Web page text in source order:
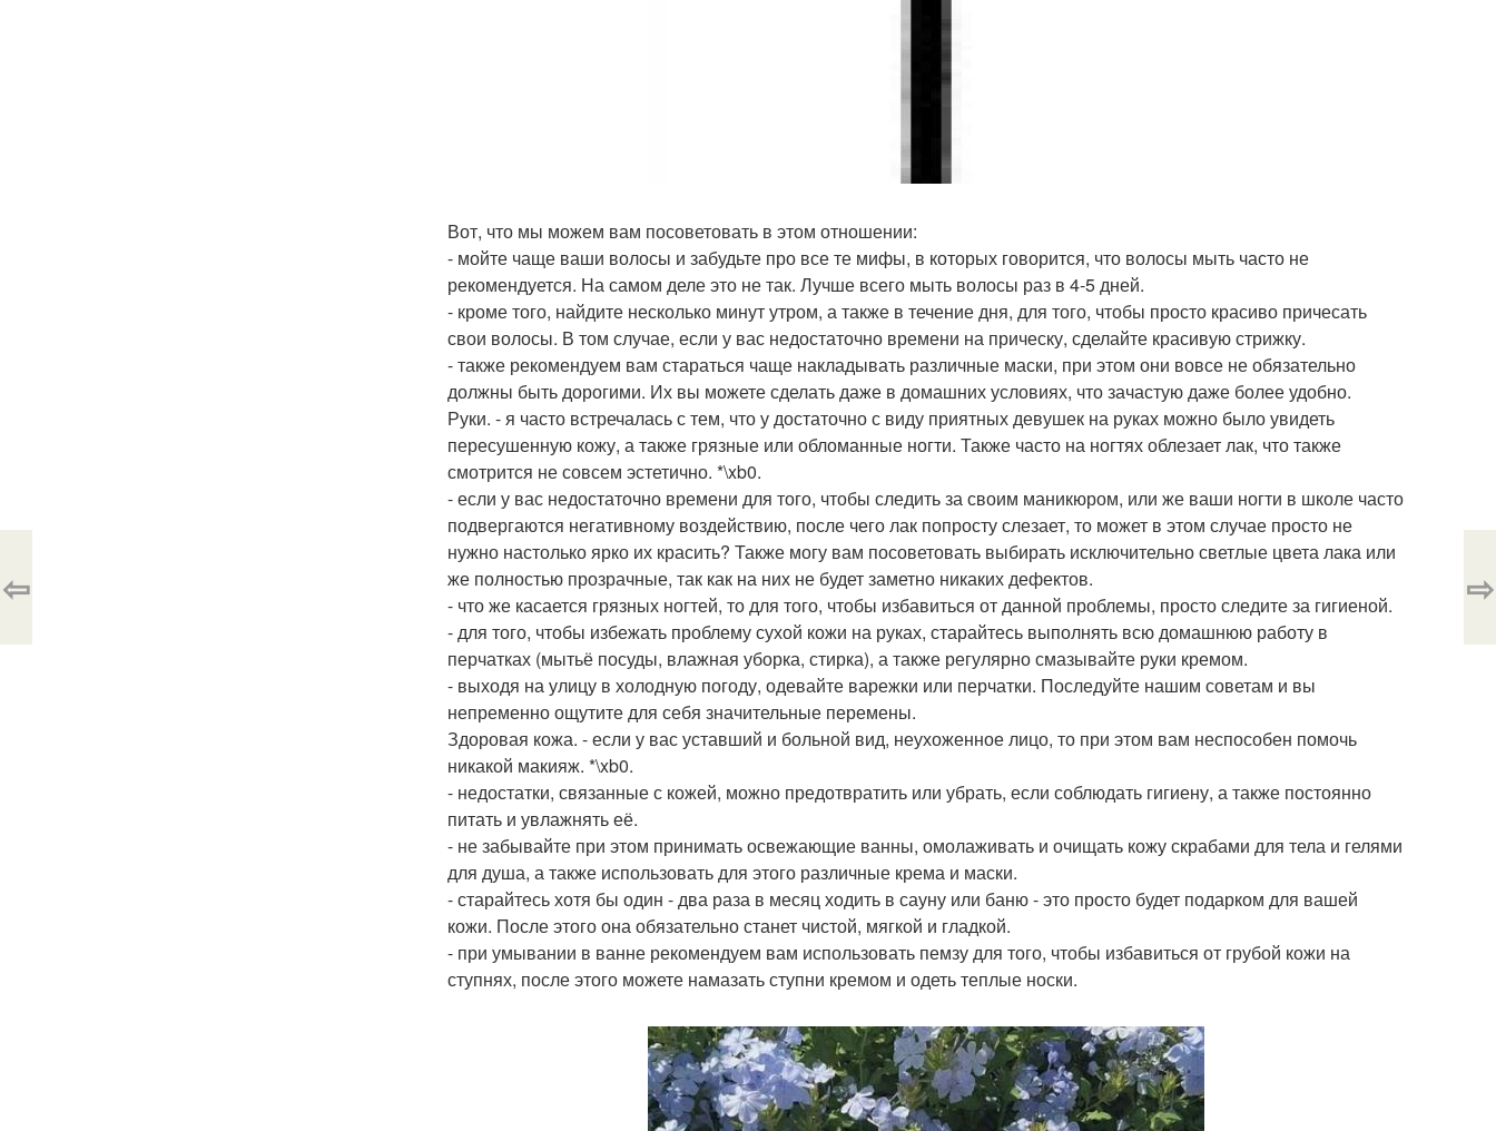
Вот, что мы можем вам посоветовать в этом отношении:
- мойте чаще ваши волосы и забудьте про все те мифы, в которых говорится, что волосы мыть часто не
рекомендуется. На самом деле это не так. Лучше всего мыть волосы раз в 4-5 дней.
- кроме того, найдите несколько минут утром, а также в течение дня, для того, чтобы просто красиво причесать
свои волосы. В том случае, если у вас недостаточно времени на прическу, сделайте красивую стрижку.
- также рекомендуем вам стараться чаще накладывать различные маски, при этом они вовсе не обязательно
должны быть дорогими. Их вы можете сделать даже в домашних условиях, что зачастую даже более удобно.
Руки. - я часто встречалась с тем, что у достаточно с виду приятных девушек на руках можно было увидеть
пересушенную кожу, а также грязные или обломанные ногти. Также часто на ногтях облезает лак, что также
смотрится не совсем эстетично. *\xb0.
- если у вас недостаточно времени для того, чтобы следить за своим маникюром, или же ваши ногти в школе часто
подвергаются негативному воздействию, после чего лак попросту слезает, то может в этом случае просто не
нужно настолько ярко их красить? Также могу вам посоветовать выбирать исключительно светлые цвета лака или
же полностью прозрачные, так как на них не будет заметно никаких дефектов.
- что же касается грязных ногтей, то для того, чтобы избавиться от данной проблемы, просто следите за гигиеной.
- для того, чтобы избежать проблему сухой кожи на руках, старайтесь выполнять всю домашнюю работу в
перчатках (мытьё посуды, влажная уборка, стирка), а также регулярно смазывайте руки кремом.
- выходя на улицу в холодную погоду, одевайте варежки или перчатки. Последуйте нашим советам и вы
непременно ощутите для себя значительные перемены.
Здоровая кожа. - если у вас уставший и больной вид, неухоженное лицо, то при этом вам неспособен помочь
никакой макияж. *\xb0.
- недостатки, связанные с кожей, можно предотвратить или убрать, если соблюдать гигиену, а также постоянно
питать и увлажнять её.
- не забывайте при этом принимать освежающие ванны, омолаживать и очищать кожу скрабами для тела и гелями
для душа, а также использовать для этого различные крема и маски.
- старайтесь хотя бы один - два раза в месяц ходить в сауну или баню - это просто будет подарком для вашей
кожи. После этого она обязательно станет чистой, мягкой и гладкой.
- при умывании в ванне рекомендуем вам использовать пемзу для того, чтобы избавиться от грубой кожи на
ступнях, после этого можете намазать ступни кремом и одеть теплые носки.
⇦ ⇨